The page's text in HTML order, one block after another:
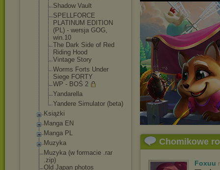
Shadow Vault
SPELLFORCE
PLATINUM EDITION
(PL) - wersja GOG,
win.10
The Dark Side of Red
Riding Hood
Vintage Story
Worms Forts Under
Siege FORTY
WP - BOŚ 2
Yandarella
Yandere Simulator (beta)
Książki
Manga EN
Manga PL
Muzyka
Muzyka (w formacie .rar
.zip)
Old Japan photos
Chomikowe
Foxuu